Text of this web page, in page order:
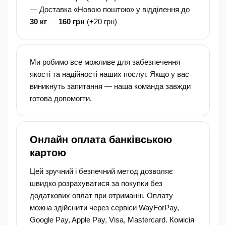
— Доставка «Новою поштою» у відділення до
30 кг — 160 грн (+20 грн)
Ми робимо все можливе для забезпечення
якості та надійності наших послуг. Якщо у вас
виникнуть запитання — наша команда завжди
готова допомогти.
Онлайн оплата банківською
картою
Цей зручний і безпечний метод дозволяє
швидко розрахуватися за покупки без
додаткових оплат при отриманні. Оплату
можна здійснити через сервіси WayForPay,
Google Pay, Apple Pay, Visa, Mastercard. Комісія